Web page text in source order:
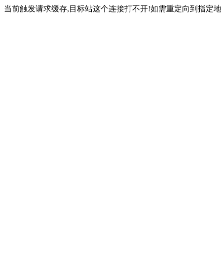
当前触发请求缓存,目标站这个连接打不开!如需重定向到指定